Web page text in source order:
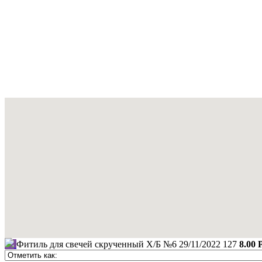
Фитиль для свечей скрученный Х/Б №6 29/11/2022 127 8.00